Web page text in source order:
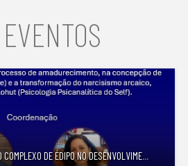
COMPLEXO DE ÉDIPO NO DESENVOLVIME...